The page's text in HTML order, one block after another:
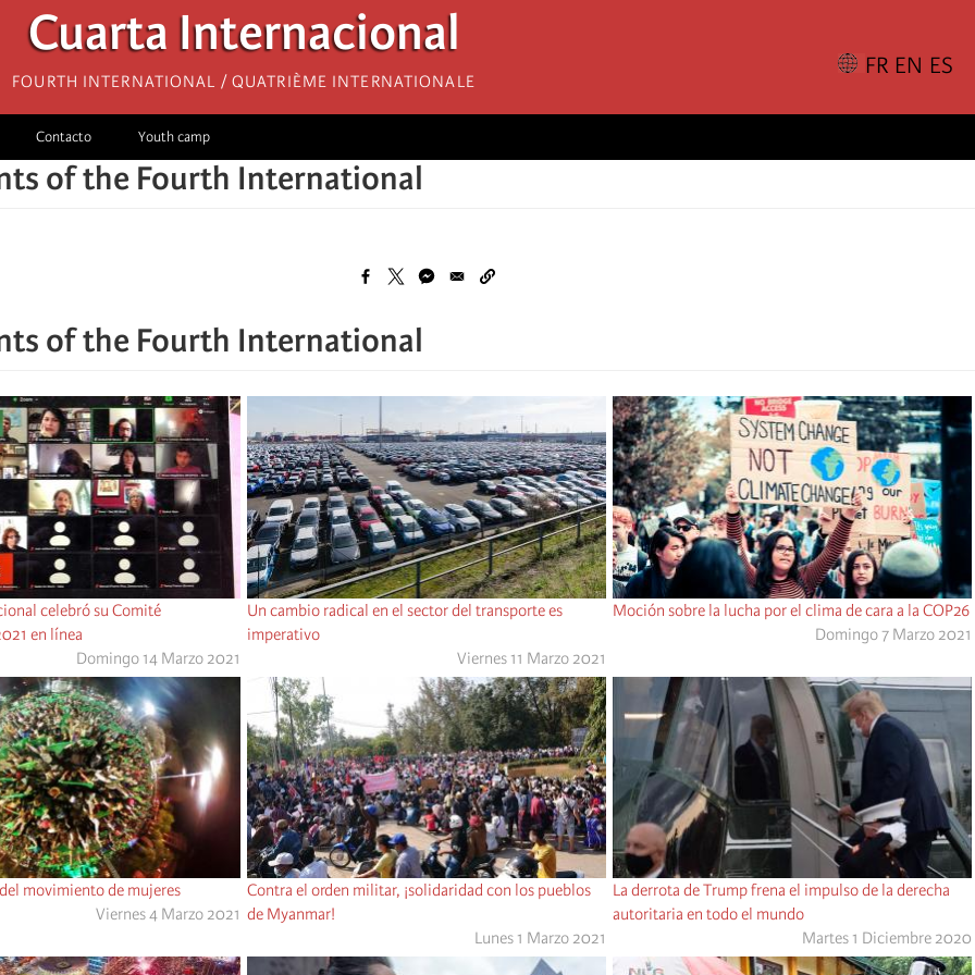
Cuarta Internacional
Fourth International / Quatrième internationale
Contacto Youth camp
of the Fourth International
of the Fourth International
celebró su Comité
en línea
Domingo 14 Marzo 2021
Un cambio radical en el sector del transporte es
imperativo
Viernes 11 Marzo 2021
Moción sobre la lucha por el clima de cara a la COP26
Domingo 7 Marzo 2021
movimiento de mujeres
Viernes 4 Marzo 2021
Contra el orden militar, ¡solidaridad con los pueblos
de Myanmar!
Lunes 1 Marzo 2021
La derrota de Trump frena el impulso de la derecha
autoritaria en todo el mundo
Martes 1 Diciembre 2020